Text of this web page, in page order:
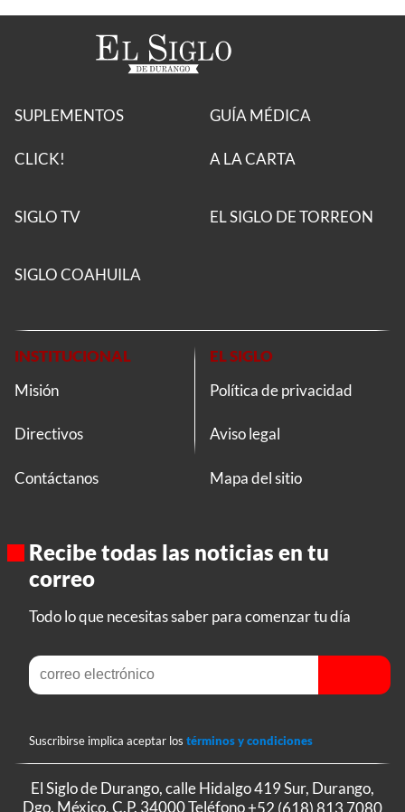
SUPLEMENTOS
CLICK!
GUÍA MÉDICA
A LA CARTA
SIGLO TV EL SIGLO DE TORREON
SIGLO COAHUILA
INSTITUCIONAL
Misión
Directivos
Contáctanos
EL SIGLO
Política de privacidad
Aviso legal
Mapa del sitio
Recibe todas las noticias en tu
correo
Todo lo que necesitas saber para comenzar tu día
Suscribirse implica aceptar los términos y condiciones
El Siglo de Durango, calle Hidalgo 419 Sur, Durango,
Dgo. México, C.P. 34000 Teléfono+52 (618) 813 7080